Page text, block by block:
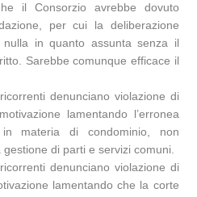
il Consorzio avrebbe dovuto
per cui la deliberazione
nulla in quanto assunta senza il
Sarebbe comunque efficace il
denunciano violazione di
lamentando l’erronea
materia di condominio, non
di parti e servizi comuni.
denunciano violazione di
lamentando che la corte